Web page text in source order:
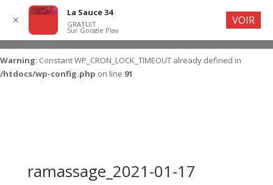
Warning : Constant WP_CRON_LOCK_TIMEOUT already defined in
/htdocs/wp-config.php on line 91
ramassage_2021-01-17
✕
La Sauce 34
GRATUIT
Sur Google Play
VOIR